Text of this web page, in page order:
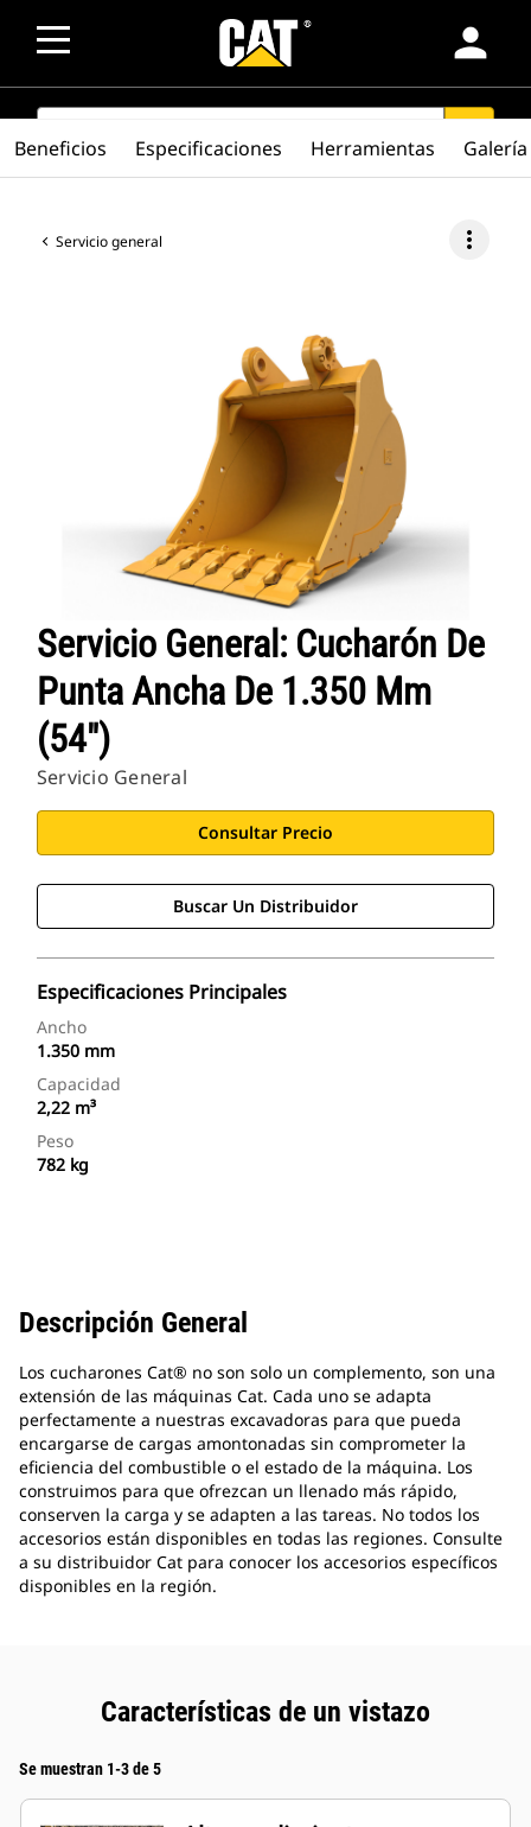
person
SEARCH
Servicio general more_vert
Servicio General: Cucharón De
Punta Ancha De 1.350 Mm
(54")
Servicio General
Consultar Precio
Buscar Un Distribuidor
Especificaciones Principales
Ancho
1.350 mm
Capacidad
2,22 m³
Peso
782 kg
Beneficios Especificaciones Herramientas Galería
Descripción General
Los cucharones Cat® no son solo un complemento, son una
extensión de las máquinas Cat. Cada uno se adapta
perfectamente a nuestras excavadoras para que pueda
encargarse de cargas amontonadas sin comprometer la
eficiencia del combustible o el estado de la máquina. Los
construimos para que ofrezcan un llenado más rápido,
conserven la carga y se adapten a las tareas. No todos los
accesorios están disponibles en todas las regiones. Consulte
a su distribuidor Cat para conocer los accesorios específicos
disponibles en la región.
Características de un vistazo
Se muestran 1-3 de 5